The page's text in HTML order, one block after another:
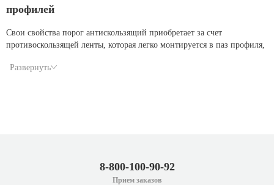
профилей
Свои свойства порог антискользящий приобретает за счет
противоскользящей ленты, которая легко монтируется в паз профиля,
чем противоскользящие профили с резиновой вставкой. Лента
высокая изностойкость
дольше служит и более эффективен, нежели профиль с
Развернуть
8-800-100-90-92
Прием заказов